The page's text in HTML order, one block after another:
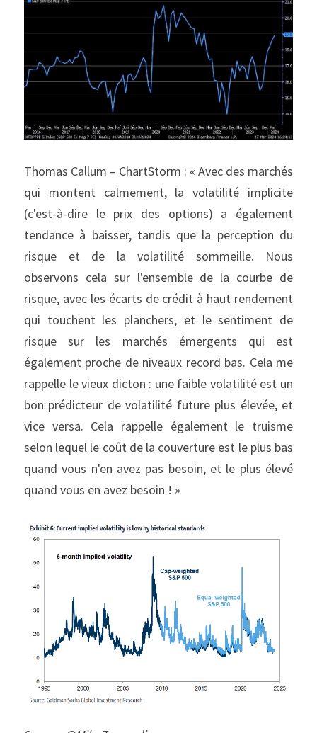
Thomas Callum – ChartStorm : « Avec des marchés
qui montent calmement, la volatilité implicite
(c'est-à-dire le prix des options) a également
tendance à baisser, tandis que la perception du
risque et de la volatilité sommeille. Nous
observons cela sur l'ensemble de la courbe de
risque, avec les écarts de crédit à haut rendement
qui touchent les planchers, et le sentiment de
risque sur les marchés émergents qui est
également proche de niveaux record bas. Cela me
rappelle le vieux dicton : une faible volatilité est un
bon prédicteur de volatilité future plus élevée, et
vice versa. Cela rappelle également le truisme
selon lequel le coût de la couverture est le plus bas
quand vous n'en avez pas besoin, et le plus élevé
quand vous en avez besoin ! »